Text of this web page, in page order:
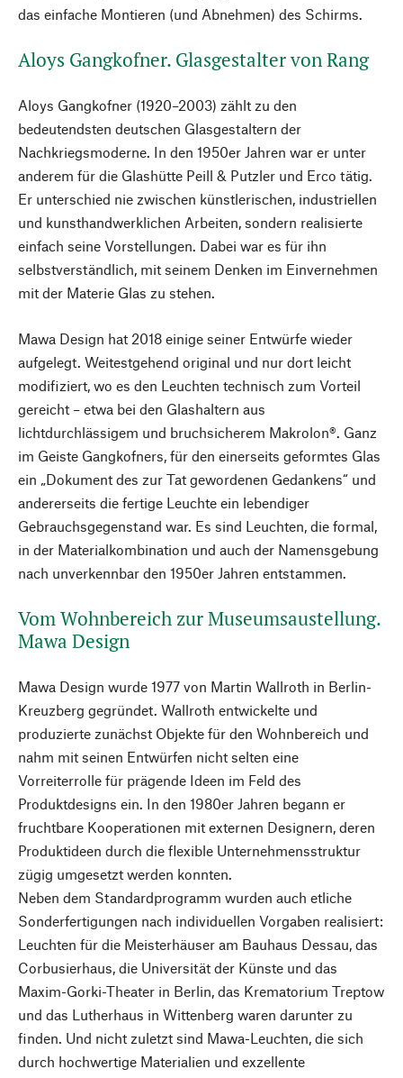
das einfache Montieren (und Abnehmen) des Schirms.
Aloys Gangkofner. Glasgestalter von Rang
Aloys Gangkofner (1920–2003) zählt zu den
bedeutendsten deutschen Glasgestaltern der
Nachkriegsmoderne. In den 1950er Jahren war er unter
anderem für die Glashütte Peill & Putzler und Erco tätig.
Er unterschied nie zwischen künstlerischen, industriellen
und kunsthandwerklichen Arbeiten, sondern realisierte
einfach seine Vorstellungen. Dabei war es für ihn
selbstverständlich, mit seinem Denken im Einvernehmen
mit der Materie Glas zu stehen.
Mawa Design hat 2018 einige seiner Entwürfe wieder
aufgelegt. Weitestgehend original und nur dort leicht
modifiziert, wo es den Leuchten technisch zum Vorteil
gereicht – etwa bei den Glashaltern aus
lichtdurchlässigem und bruchsicherem Makrolon®. Ganz
im Geiste Gangkofners, für den einerseits geformtes Glas
ein „Dokument des zur Tat gewordenen Gedankens“ und
andererseits die fertige Leuchte ein lebendiger
Gebrauchsgegenstand war. Es sind Leuchten, die formal,
in der Materialkombination und auch der Namensgebung
nach unverkennbar den 1950er Jahren entstammen.
Vom Wohnbereich zur Museumsaustellung.
Mawa Design
Mawa Design wurde 1977 von Martin Wallroth in Berlin-
Kreuzberg gegründet. Wallroth entwickelte und
produzierte zunächst Objekte für den Wohnbereich und
nahm mit seinen Entwürfen nicht selten eine
Vorreiterrolle für prägende Ideen im Feld des
Produktdesigns ein. In den 1980er Jahren begann er
fruchtbare Kooperationen mit externen Designern, deren
Produktideen durch die flexible Unternehmensstruktur
zügig umgesetzt werden konnten.
Neben dem Standardprogramm wurden auch etliche
Sonderfertigungen nach individuellen Vorgaben realisiert:
Leuchten für die Meisterhäuser am Bauhaus Dessau, das
Corbusierhaus, die Universität der Künste und das
Maxim-Gorki-Theater in Berlin, das Krematorium Treptow
und das Lutherhaus in Wittenberg waren darunter zu
finden. Und nicht zuletzt sind Mawa-Leuchten, die sich
durch hochwertige Materialien und exzellente